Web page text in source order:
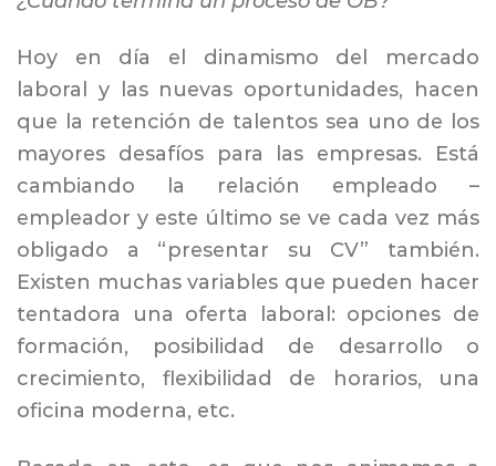
Hoy en día el dinamismo del mercado
laboral y las nuevas oportunidades, hacen
que la retención de talentos sea uno de los
mayores desafíos para las empresas. Está
cambiando la relación empleado –
empleador y este último se ve cada vez más
obligado a “presentar su CV” también.
Existen muchas variables que pueden hacer
tentadora una oferta laboral: opciones de
formación, posibilidad de desarrollo o
crecimiento, flexibilidad de horarios, una
oficina moderna, etc.